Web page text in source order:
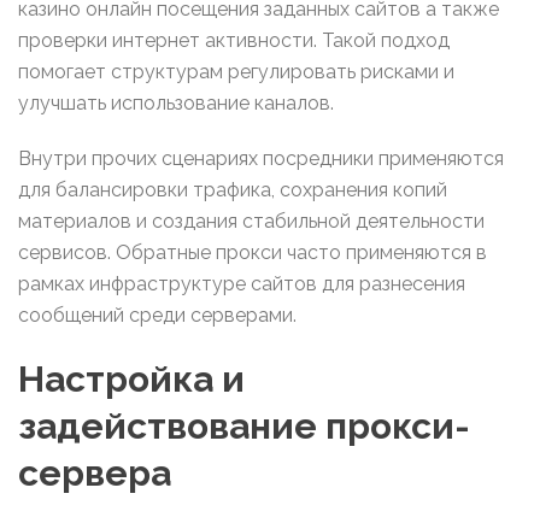
казино онлайн посещения заданных сайтов а также
проверки интернет активности. Такой подход
помогает структурам регулировать рисками и
улучшать использование каналов.
Внутри прочих сценариях посредники применяются
для балансировки трафика, сохранения копий
материалов и создания стабильной деятельности
сервисов. Обратные прокси часто применяются в
рамках инфраструктуре сайтов для разнесения
сообщений среди серверами.
Настройка и
задействование прокси-
сервера